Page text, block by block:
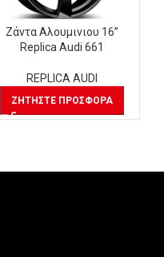
Ζάντα Αλουμινιου 16”
Replica Audi 661
REPLICA AUDI
ΖΗΤΉΣΤΕ ΠΡΟΣΦΟΡΆ